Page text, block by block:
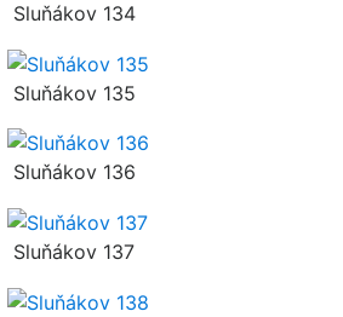
Sluňákov 134
Sluňákov 135
Sluňákov 136
Sluňákov 137